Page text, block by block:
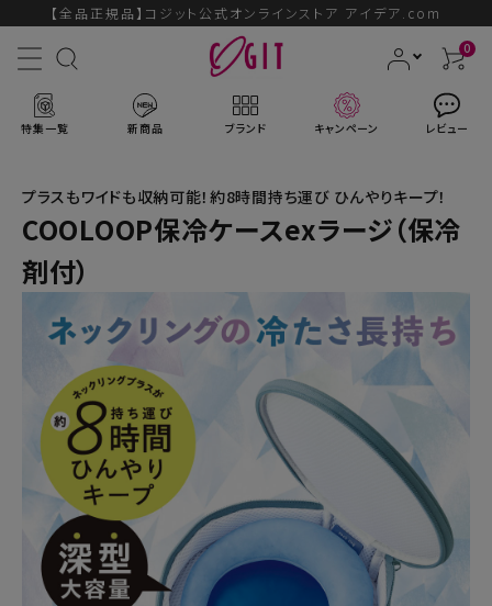
【全品正規品】コジット公式オンラインストア アイデア.com
0
特集一覧 新商品 ブランド キャンペーン レビュー
ACCOUNT MENU
ブランドから探す
新商品
暑さ・紫外線対策グッズ
推し活グッズ
プラスもワイドも収納可能！約8時間持ち運び ひんやりキープ！
COOLOOP保冷ケースexラージ（保冷
剤付）